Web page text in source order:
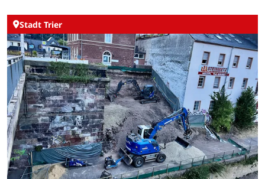
Stadt Trier